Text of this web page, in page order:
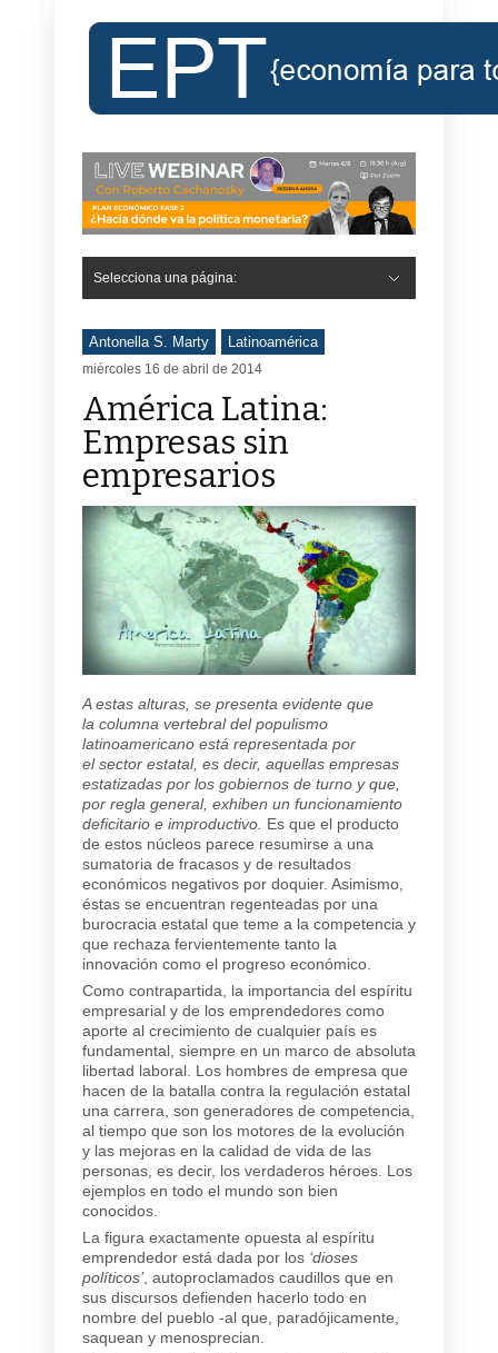
Selecciona una página:
Antonella S. Marty Latinoamérica
miércoles 16 de abril de 2014
América Latina:
Empresas sin
empresarios
A estas alturas, se presenta evidente que
la columna vertebral del populismo
latinoamericano está representada por
el sector estatal, es decir, aquellas empresas
estatizadas por los gobiernos de turno y que,
por regla general, exhiben un funcionamiento
deficitario e improductivo. Es que el producto
de estos núcleos parece resumirse a una
sumatoria de fracasos y de resultados
económicos negativos por doquier. Asimismo,
éstas se encuentran regenteadas por una
burocracia estatal que teme a la competencia y
que rechaza fervientemente tanto la
innovación como el progreso económico.
Como contrapartida, la importancia del espíritu
empresarial y de los emprendedores como
aporte al crecimiento de cualquier país es
fundamental, siempre en un marco de absoluta
libertad laboral. Los hombres de empresa que
hacen de la batalla contra la regulación estatal
una carrera, son generadores de competencia,
al tiempo que son los motores de la evolución
y las mejoras en la calidad de vida de las
personas, es decir, los verdaderos héroes. Los
ejemplos en todo el mundo son bien
conocidos.
La figura exactamente opuesta al espíritu
emprendedor está dada por los ‘dioses
políticos’, autoproclamados caudillos que en
sus discursos defienden hacerlo todo en
nombre del pueblo -al que, paradójicamente,
saquean y menosprecian.